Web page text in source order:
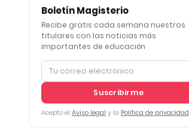
Boletín Magisterio
Recibe gratis cada semana nuestros
titulares con las noticias más
importantes de educación
Suscribirme
Acepto el Aviso legal y la Política de privacidad